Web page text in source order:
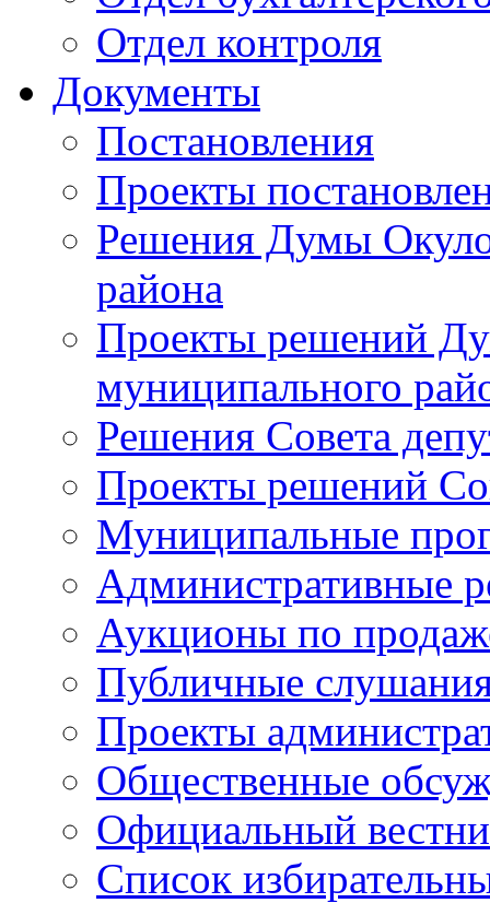
Отдел контроля
Документы
Постановления
Проекты
Решения Думы
района
Проекты решений
муниципального
Решения Совета
Проекты решений
Муниципальные
Административные
Аукционы по
Публичные
Проекты
Общественные
Официальный
Список